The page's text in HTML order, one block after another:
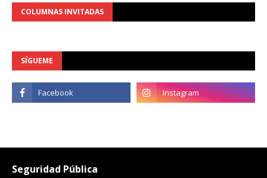
COLUMNAS INVITADAS
SÍGUEME
Seguridad Pública